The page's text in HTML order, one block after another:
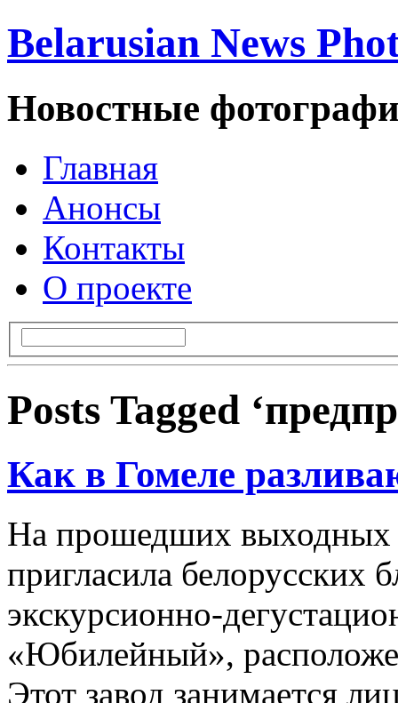
Belarusian News
Новостные
Главная
Анонсы
Контакты
О проекте
Posts Tagged
Как в Гомеле
На прошедших выходных
пригласила белорусских
экскурсионно-
«Юбилейный»,
Этот завод занимается